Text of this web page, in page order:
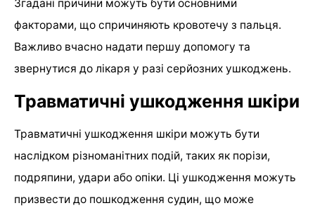
Згадані причини можуть бути основними
факторами, що спричиняють кровотечу з пальця.
Важливо вчасно надати першу допомогу та
звернутися до лікаря у разі серйозних ушкоджень.
Травматичні ушкодження шкіри
Травматичні ушкодження шкіри можуть бути
наслідком різноманітних подій, таких як порізи,
подряпини, удари або опіки. Ці ушкодження можуть
призвести до пошкодження судин, що може